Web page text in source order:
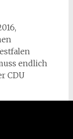
endlich
CDU